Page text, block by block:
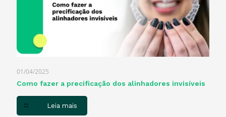
01/04/2025
Como fazer a precificação dos alinhadores invisíveis
Leia mais